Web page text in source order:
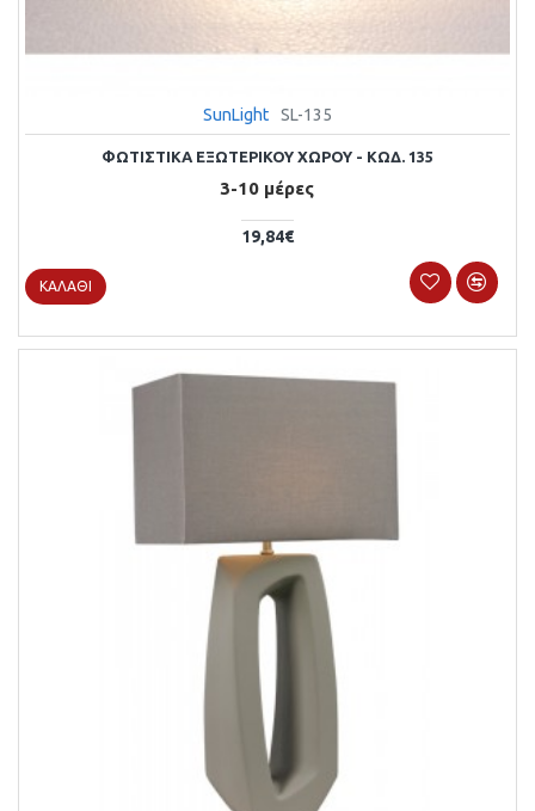
SunLight SL-135
ΦΩΤΙΣΤΙΚΑ ΕΞΩΤΕΡΙΚΟΥ ΧΩΡΟΥ - ΚΩΔ. 135
3-10 μέρες
19,84€
ΚΑΛΆΘΙ